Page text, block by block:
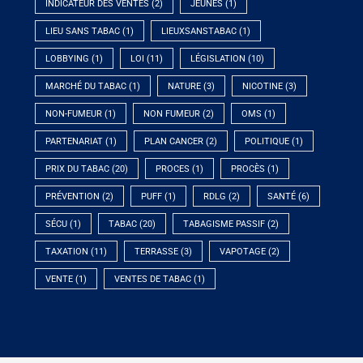
INDICATEUR DES VENTES (2) JEUNES (1)
LIEU SANS TABAC(1) LIEUXSANSTABAC(1)
LOBBYING (1) LOI (11) LÉGISLATION (10)
MARCHÉ DU TABAC(1) NATURE(3) NICOTINE(3)
NON-FUMEUR(1) NON FUMEUR(2) OMS (1)
PARTENARIAT(1) PLAN CANCER(2) POLITIQUE(1)
PRIX DU TABAC(20) PROCES (1) PROCÈS (1)
PRÉVENTION (2) PUFF(1) RDLG (2) SANTÉ(6)
SÉCU(1) TABAC(20) TABAGISME PASSIF(2)
TAXATION (11) TERRASSE(3) VAPOTAGE(2)
VENTE(1) VENTES DE TABAC(1)